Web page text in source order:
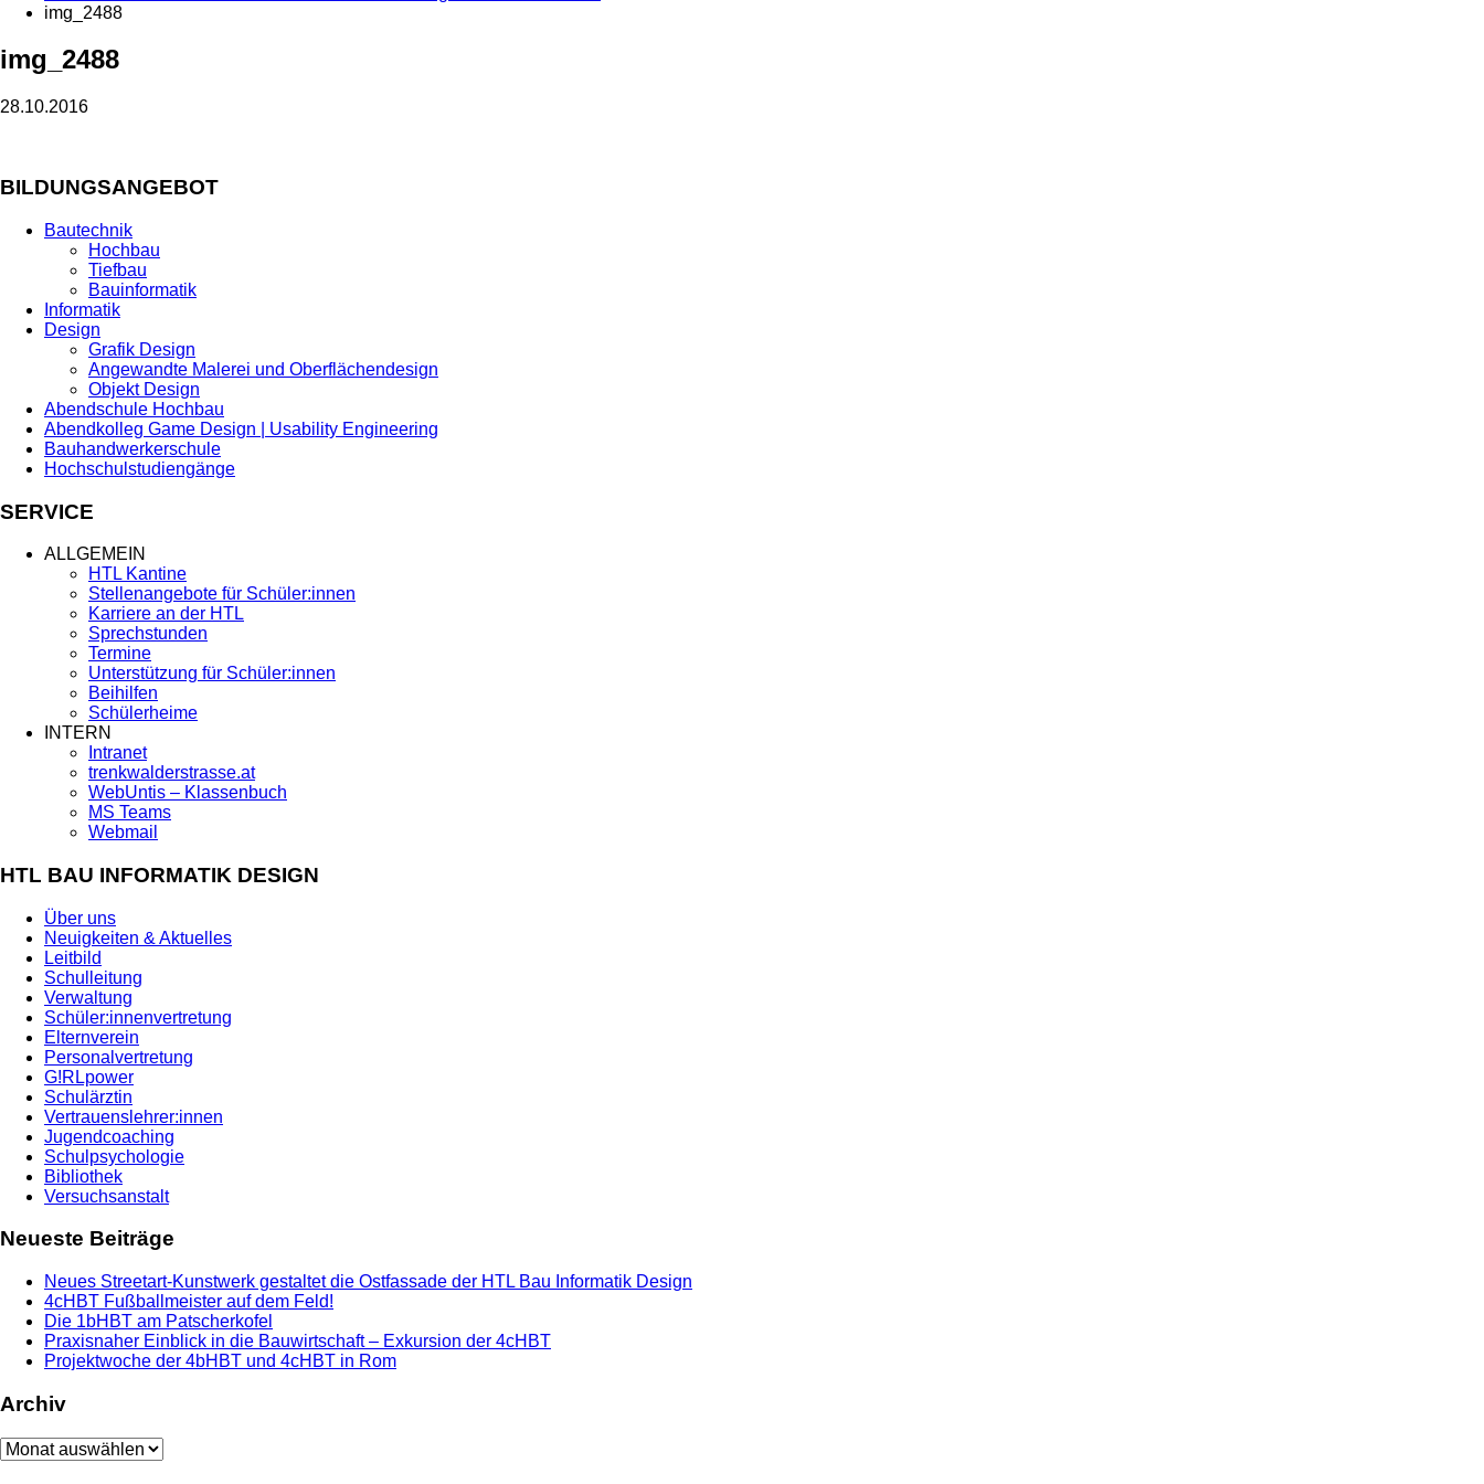
img_2488
img_2488
28.10.2016
BILDUNGSANGEBOT
Bautechnik
Hochbau
Tiefbau
Bauinformatik
Informatik
Design
Grafik Design
Angewandte Malerei und Oberflächendesign
Objekt Design
Abendschule Hochbau
Abendkolleg Game Design | Usability Engineering
Bauhandwerkerschule
Hochschulstudiengänge
SERVICE
ALLGEMEIN
HTL Kantine
Stellenangebote für Schüler:innen
Karriere an der HTL
Sprechstunden
Termine
Unterstützung für Schüler:innen
Beihilfen
Schülerheime
INTERN
Intranet
trenkwalderstrasse.at
WebUntis – Klassenbuch
MS Teams
Webmail
HTL BAU INFORMATIK DESIGN
Über uns
Neuigkeiten & Aktuelles
Leitbild
Schulleitung
Verwaltung
Schüler:innenvertretung
Elternverein
Personalvertretung
G!RLpower
Schulärztin
Vertrauenslehrer:innen
Jugendcoaching
Schulpsychologie
Bibliothek
Versuchsanstalt
Neueste Beiträge
Neues Streetart-Kunstwerk gestaltet die Ostfassade der HTL Bau Informatik Design
4cHBT Fußballmeister auf dem Feld!
Die 1bHBT am Patscherkofel
Praxisnaher Einblick in die Bauwirtschaft – Exkursion der 4cHBT
Projektwoche der 4bHBT und 4cHBT in Rom
Archiv
Archiv